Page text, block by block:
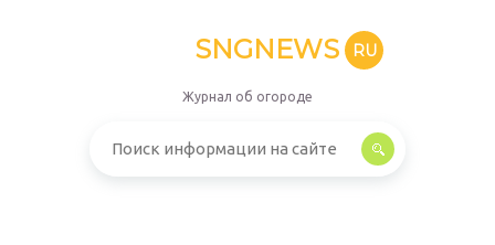
SNGNEWS RU
Журнал об огороде